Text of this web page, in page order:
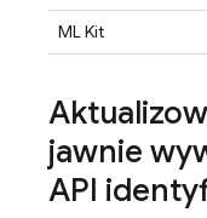
ML Kit
jawnie
API